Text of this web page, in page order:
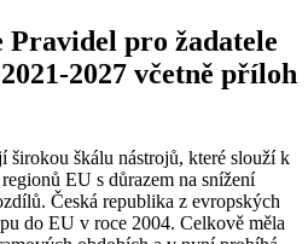
Pravidel pro žadatele
2027 včetně příloh
širokou škálu nástrojů, které slouží k
EU s důrazem na snížení
Česká republika z evropských
do EU v roce 2004. Celkově měla